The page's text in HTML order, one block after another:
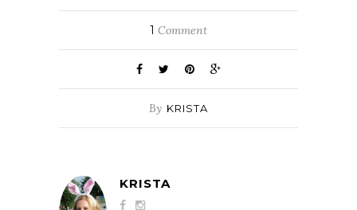
1 Comment
By KRISTA
KRISTA